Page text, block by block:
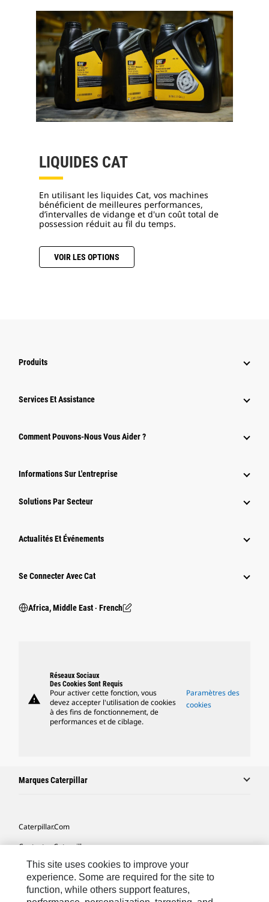
LIQUIDES CAT
En utilisant les liquides Cat, vos machines
bénéficient de meilleures performances,
d’intervalles de vidange et d'un coût total de
possession réduit au fil du temps.
VOIR LES OPTIONS
Produits
Services Et Assistance
Comment Pouvons-Nous Vous Aider ?
Informations Sur L'entreprise
Solutions Par Secteur
Actualités Et Événements
Se Connecter Avec Cat
Africa, Middle East ‧ French
warning
Réseaux Sociaux
Des Cookies Sont Requis
Pour activer cette fonction, vous
devez accepter l'utilisation de cookies
à des fins de fonctionnement, de
performances et de ciblage.
Paramètres des
cookies
Marques Caterpillar
Caterpillar.com
Contacter Caterpillar
Mes Préférences Marketing
Plan Du Site
This site uses cookies to improve your
experience. Some are required for the site to
function, while others support features,